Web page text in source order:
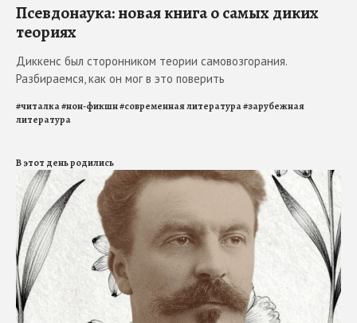
Псевдонаука: новая книга о самых диких
теориях
Диккенс был сторонником теории самовозгорания.
Разбираемся, как он мог в это поверить
#читалка#нон-фикшн#современная литература#зарубежная
литература
В этот день родились